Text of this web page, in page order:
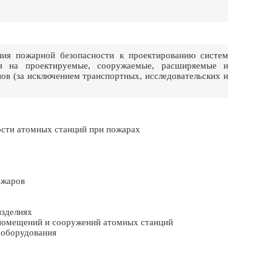
пожарной безопасности к проектированию систем
на проектируемые, сооружаемые, расширяемые и
(за исключением транспортных, исследовательских и
атомных станций при пожарах
и сооружений атомных станций